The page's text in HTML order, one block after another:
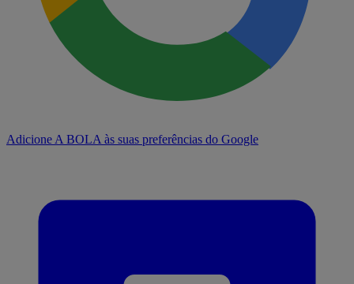
Adicione A BOLA às suas preferências do Google